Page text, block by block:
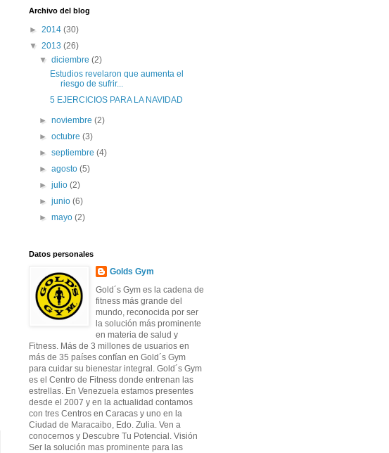
Archivo del blog
► 2014 (30)
▼ 2013 (26)
▼diciembre(2)
Estudios revelaron que aumenta el
riesgo de sufrir...
5 EJERCICIOS PARA LA NAVIDAD
►noviembre(2)
►octubre(3)
►septiembre(4)
►agosto(5)
►julio(2)
►junio(6)
►mayo(2)
Datos personales
Golds Gym
Gold´s Gym es la cadena de
fitness más grande del
mundo, reconocida por ser
la solución más prominente
en materia de salud y
Fitness. Más de 3 millones de usuarios en
más de 35 países confían en Gold´s Gym
para cuidar su bienestar integral. Gold´s Gym
es el Centro de Fitness donde entrenan las
estrellas. En Venezuela estamos presentes
desde el 2007 y en la actualidad contamos
con tres Centros en Caracas y uno en la
Ciudad de Maracaibo, Edo. Zulia. Ven a
conocernos y Descubre Tu Potencial. Visión
Ser la solución mas prominente para las